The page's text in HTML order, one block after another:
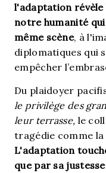
l'adaptation
notre humanité
même scène, à
diplomatiques qui
empêcher
Du plaidoyer
le privilège des
leur terrasse, le
tragédie comme
L'adaptation
que par sa